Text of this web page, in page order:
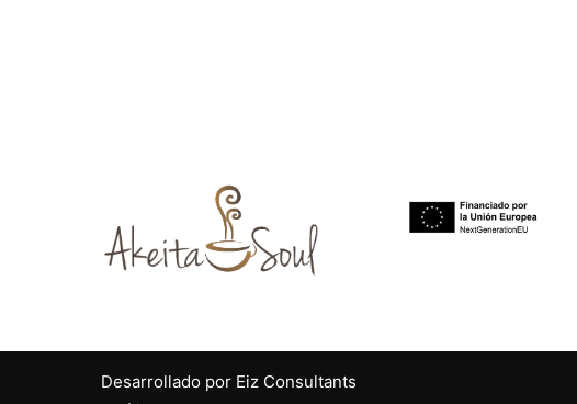
Desarrollado por Eiz Consultants